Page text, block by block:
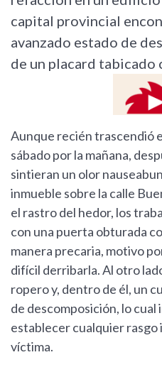
capital provincial
avanzado estado de
de un placard tabicado
Aunque recién trascendió
sábado por la mañana,
sintieran un olor
inmueble sobre la calle
el rastro del hedor, los
con una puerta obturada
manera precaria, motivo
difícil derribarla. Al otro
ropero y, dentro de él, un
de descomposición, lo
establecer cualquier
víctima.